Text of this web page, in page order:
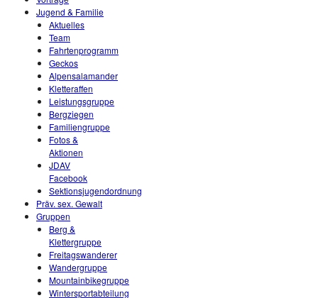
Jugend & Familie
Aktuelles
Team
Fahrtenprogramm
Geckos
Alpensalamander
Kletteraffen
Leistungsgruppe
Bergziegen
Familiengruppe
Fotos &
Aktionen
JDAV
Facebook
Sektionsjugendordnung
Präv. sex. Gewalt
Gruppen
Berg &
Klettergruppe
Freitagswanderer
Wandergruppe
Mountainbikegruppe
Wintersportabteilung